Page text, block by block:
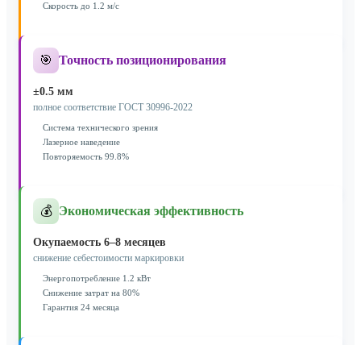
Скорость до 1.2 м/с
🎯 Точность позиционирования
±0.5 мм
полное соответствие ГОСТ 30996-2022
Система технического зрения
Лазерное наведение
Повторяемость 99.8%
💰 Экономическая эффективность
Окупаемость 6–8 месяцев
снижение себестоимости маркировки
Энергопотребление 1.2 кВт
Снижение затрат на 80%
Гарантия 24 месяца